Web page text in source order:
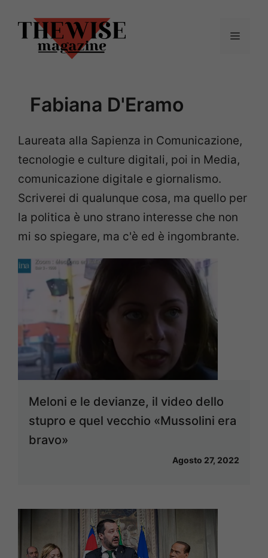
contenuto
Menu
Fabiana D'Eramo
Laureata alla Sapienza in Comunicazione,
tecnologie e culture digitali, poi in Media,
comunicazione digitale e giornalismo.
Scriverei di qualunque cosa, ma quello per
la politica è uno strano interesse che non
mi so spiegare, ma c'è ed è ingombrante.
Meloni e le devianze, il video dello
stupro e quel vecchio «Mussolini era
bravo»
Agosto 27, 2022